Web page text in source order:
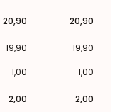
20,90 20,90
19,90
19,90
1,00 1,00
2,00 2,00